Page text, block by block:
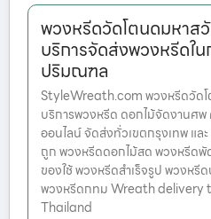
พวงหรีดวัดโตนดมหาส
บริการจัดส่งพวงหรีดใน
ปริมณฑล
StyleWreath.com พวงหรีดวัด
บริการพวงหรีด ดอกไม้จัดงานศ
ออนไลน์ จัดส่งทั่วเขตกรุงเทพ แล
ถูก พวงหรีดดอกไม้สด พวงหรีด
ของใช้ พวงหรีดสำเร็จรูป พวงห
พวงหรีดกทม Wreath delivery
Thailand